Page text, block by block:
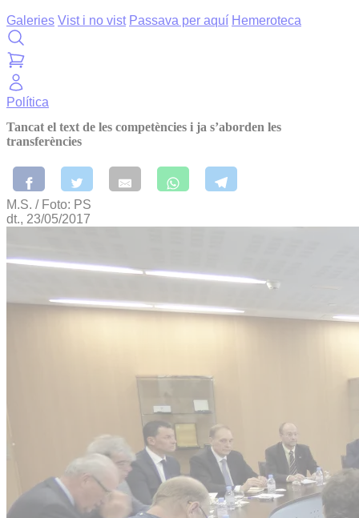
Galeries Vist i no vist Passava per aquí Hemeroteca
Política
Tancat el text de les competències i ja s’aborden les
transferències
M.S. / Foto: PS
dt., 23/05/2017